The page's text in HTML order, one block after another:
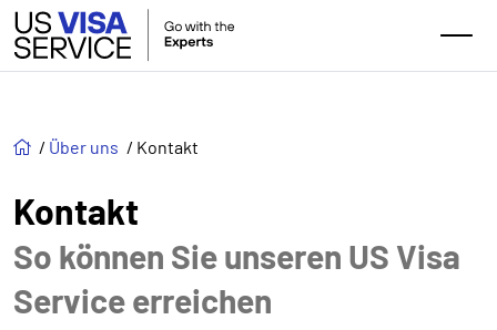
/ Über uns / Kontakt
Kontakt
So können Sie unseren US Visa
Service erreichen